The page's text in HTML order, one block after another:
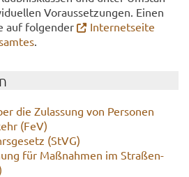
Vor­aus­set­zun­gen. Einen
auf fol­gen­der
In­ter­net­sei­te
.
die Zu­las­sung von Per­so­nen
(FeV)
(StVG)
für Maß­nah­men im Stra­ßen­